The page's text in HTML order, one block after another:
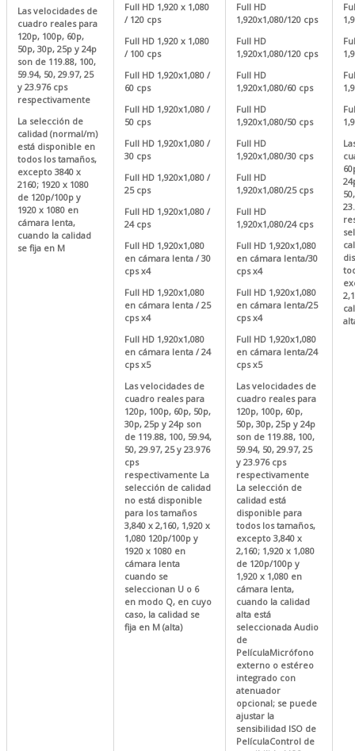
Las velocidades de
cuadro reales para
120p, 100p, 60p,
50p, 30p, 25p y 24p
son de 119.88, 100,
59.94, 50, 29.97, 25
y 23.976 cps
respectivamente
La selección de
calidad (normal/m)
está disponible en
todos los tamaños,
excepto 3840 x
2160; 1920 x 1080
de 120p/100p y
1920 x 1080 en
cámara lenta,
cuando la calidad
se fija en M
Full HD 1,920 x 1,080
/ 120 cps
Full HD 1,920 x 1,080
/ 100 cps
Full HD 1,920x1,080 /
60 cps
Full HD 1,920x1,080 /
50 cps
Full HD 1,920x1,080 /
30 cps
Full HD 1,920x1,080 /
25 cps
Full HD 1,920x1,080 /
24 cps
Full HD 1,920x1,080
en cámara lenta / 30
cps x4
Full HD 1,920x1,080
en cámara lenta / 25
cps x4
Full HD 1,920x1,080
en cámara lenta / 24
cps x5
Las velocidades de
cuadro reales para
120p, 100p, 60p, 50p,
30p, 25p y 24p son
de 119.88, 100, 59.94,
50, 29.97, 25 y 23.976
cps
respectivamente La
selección de calidad
no está disponible
para los tamaños
3,840 x 2,160, 1,920 x
1,080 120p/100p y
1920 x 1080 en
cámara lenta
cuando se
seleccionan U o 6
en modo Q, en cuyo
caso, la calidad se
fija en M (alta)
Full HD
1,920x1,080/120 cps
Full HD
1,920x1,080/120 cps
Full HD
1,920x1,080/60 cps
Full HD
1,920x1,080/50 cps
Full HD
1,920x1,080/30 cps
Full HD
1,920x1,080/25 cps
Full HD
1,920x1,080/24 cps
Full HD 1,920x1,080
en cámara lenta/30
cps x4
Full HD 1,920x1,080
en cámara lenta/25
cps x4
Full HD 1,920x1,080
en cámara lenta/24
cps x5
Las velocidades de
cuadro reales para
120p, 100p, 60p,
50p, 30p, 25p y 24p
son de 119.88, 100,
59.94, 50, 29.97, 25
y 23.976 cps
respectivamente
La selección de
calidad está
disponible para
todos los tamaños,
excepto 3,840 x
2,160; 1,920 x 1,080
de 120p/100p y
1,920 x 1,080 en
cámara lenta,
cuando la calidad
alta está
seleccionada Audio
de
PelículaMicrófono
externo o estéreo
integrado con
atenuador
opcional; se puede
ajustar la
sensibilidad ISO de
PelículaControl de